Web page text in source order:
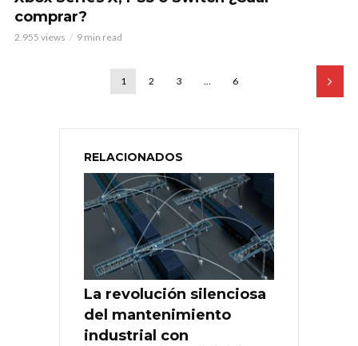
comprar?
2.955 views 9 min read
1 2 3 … 6
RELACIONADOS
La revolución silenciosa
del mantenimiento
industrial con